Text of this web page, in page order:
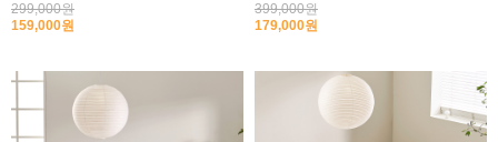
299,000원
159,000원
399,000원
179,000원